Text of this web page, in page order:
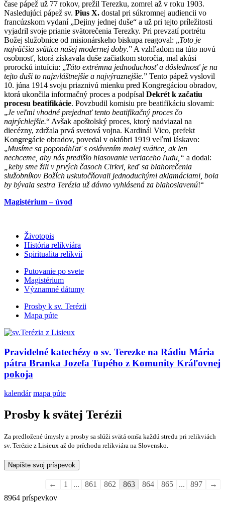
čase pápež už 77 rokov, prežil Terezku, zomrel až v roku 1903.
Nasledujúci pápež sv. Pius X. dostal pri súkromnej audiencii vo
francúzskom vydaní „Dejiny jednej duše“ a už pri tejto príležitosti
vyjadril svoje prianie svätorečenia Terezky. Pri prevzatí portrétu
Božej služobnice od misionárskeho biskupa reagoval: „Toto je
najväčšia svätica našej modernej doby.” A vzhľadom na túto novú
osobnosť, ktorá získavala duše začiatkom storočia, mal akúsi
prorockú intuíciu: „Táto extrémna jednoduchosť a dôslednosť je na
tejto duši to najzvláštnejšie a najvýraznejšie.” Tento pápež vyslovil
10. júna 1914 svoju priaznivú mienku pred Kongregáciou obradov,
ktorá ukončila informačný proces a podpísal Dekrét k začatiu
procesu beatifikácie. Povzbudil komisiu pre beatifikáciu slovami:
„Je veľmi vhodné prejednať tento beatifikačný proces čo
najrýchlejšie.“ Avšak apoštolský proces, ktorý nadviazal na
diecézny, zdržala prvá svetová vojna. Kardinál Vico, prefekt
Kongregácie obradov, povedal v októbri 1919 veľmi láskavo:
„Musíme sa poponáhľať s oslávením malej svätice, ak len
nechceme, aby nás predišlo hlasovanie veriaceho ľudu,“ a dodal:
„keby sme žili v prvých časoch Cirkvi, keď sa blahorečenia
služobníkov Božích uskutočňovali jednoduchými aklamáciami, bola
by bývala sestra Terézia už dávno vyhlásená za blahoslavenú!“
Magistérium – úvod
Životopis
História relikviára
Spiritualita relikvií
Putovanie po svete
Magistérium
Významné dátumy
Prosby k sv. Terézii
Mapa púte
Pravidelné katechézy o sv. Terezke na Rádiu Mária
pátra Branka Jozefa Tupého z Komunity Kráľovnej
pokoja
kalendár mapa púte
Prosby k svätej Terézii
Za predložené úmysly a prosby sa slúži svätá omša každú stredu pri relikviách
sv. Terézie z Lisieux až do príchodu relikviára na Slovensko.
Guestbook
navigation
← 1 ... 861 862 863 864 865 ... 897
→
8964 príspevkov